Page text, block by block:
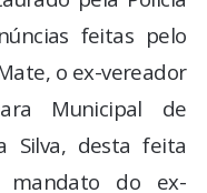
feitas pelo
o ex-vereador
Municipal de
Silva, desta feita
mandato do ex-